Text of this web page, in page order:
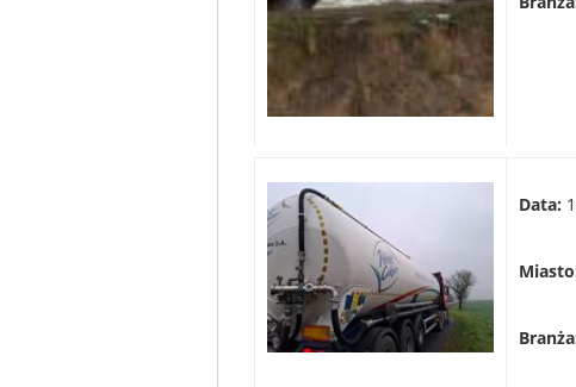
Data: